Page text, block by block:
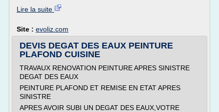
Lire la suite
Site : evoliz.com
DEVIS DEGAT DES EAUX PEINTURE
PLAFOND CUISINE
TRAVAUX RENOVATION PEINTURE APRES SINISTRE
DEGAT DES EAUX
PEINTURE PLAFOND ET REMISE EN ETAT APRES
SINISTRE
APRES AVOIR SUBI UN DEGAT DES EAUX,VOTRE